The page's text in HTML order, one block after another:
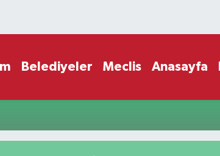
Belediyeler Meclis Anasayfa